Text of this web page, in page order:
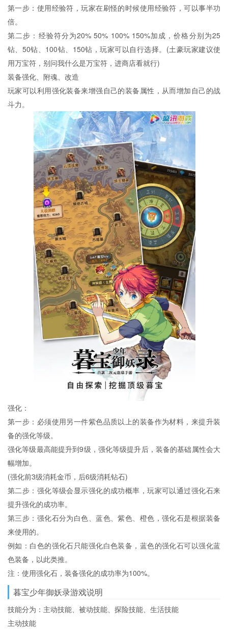
第一步：使用经验符，玩家在刷怪的时候使用经验符，可以事半功
倍。
第二步：经验符分为20% 50% 100% 150%加成，价格分别为25
钻、50钻、100钻、150钻，玩家可以自行选择。(土豪玩家建议使
用万宝符，别问我什么是万宝符，进商店看就行)
装备强化、附魂、改造
玩家可以利用强化装备来增强自己的装备属性，从而增加自己的战
斗力。
强化：
第一步：必须使用另一件紫色品质以上的装备作为材料，来提升装
备的强化等级。
强化等级最高能提升到9级，强化等级提升后，装备的基础属性会大
幅增加。
(强化前3级消耗金币，后6级消耗钻石)
第二步：强化等级会显示强化的成功概率，玩家可以通过强化石来
提升强化的成功率。
第三步：强化石分为白色、蓝色、紫色、橙色，强化石是根据装备
来使用的。
例如：白色的强化石只能强化白色装备，蓝色的强化石可以强化蓝
色装备，以此类推。
注：使用强化石，装备强化的成功率为100%。
暮宝少年御妖录游戏说明
技能分为：主动技能、被动技能、探险技能、生活技能
主动技能